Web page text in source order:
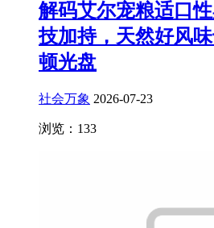
解码艾尔宠粮适口
技加持，天然好风
顿光盘
社会万象 2026-07-23
浏览：133